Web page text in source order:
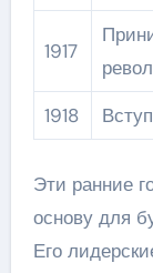
1917
1918
Эти ранние
основу для
Его